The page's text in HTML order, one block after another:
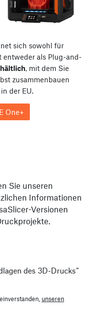
sich sowohl für
entweder als Plug-and-
, mit dem Sie
zusammenbauen
der EU.
One+
Sie unseren
Informationen
Versionen
des 3D-Drucks“
unseren